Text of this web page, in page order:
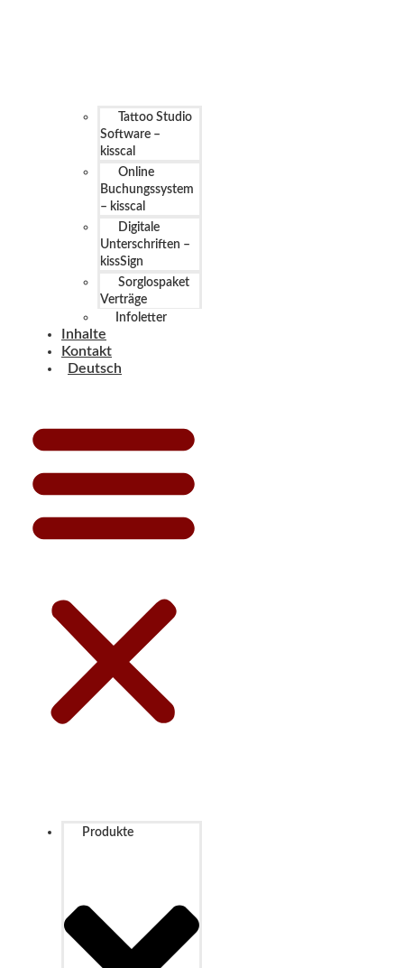
Tattoo Studio
Software –
kisscal
Online
Buchungssystem
– kisscal
Digitale
Unterschriften –
kissSign
Sorglospaket
Verträge
Infoletter
Inhalte
Kontakt
Deutsch
Produkte